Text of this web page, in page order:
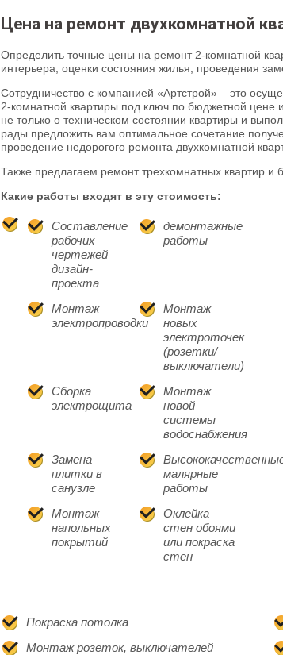
Цена на ремонт двухкомнатной
Определить точные цены на ремонт 2-комнатной
интерьера, оценки состояния жилья, проведения
Сотрудничество с компанией «Артстрой» – это
2-комнатной квартиры под ключ по бюджетной цене
не только о техническом состоянии квартиры и
рады предложить вам оптимальное сочетание
проведение недорогого ремонта двухкомнатной
Также предлагаем ремонт трехкомнатных квартир и
Какие работы входят в эту стоимость:
Составление
рабочих
чертежей
дизайн-
проекта
демонтажные
работы
Монтаж
электропроводки
Монтаж
новых
электроточек
(розетки/
выключатели)
Сборка
электрощита
Монтаж
новой
системы
водоснабжения
Замена
плитки в
санузле
малярные
работы
Монтаж
напольных
покрытий
Оклейка
стен обоями
или покраска
стен
Покраска потолка
Монтаж розеток, выключателей